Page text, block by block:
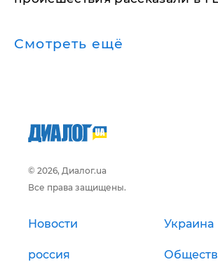
Смотреть ещё
© 2026, Диалог.ua
Все права защищены.
Новости Украина
россия